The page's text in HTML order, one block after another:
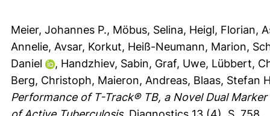
Meier, Johannes P., Möbus, Selina, Heigl, Florian,
Annelie, Avsar, Korkut, Heiß-Neumann, Marion,
Daniel
, Handzhiev, Sabin, Graf, Uwe, Lübbert,
Berg, Christoph, Maieron, Andreas, Blaas, Stefan
Performance of T-Track® TB, a Novel Dual